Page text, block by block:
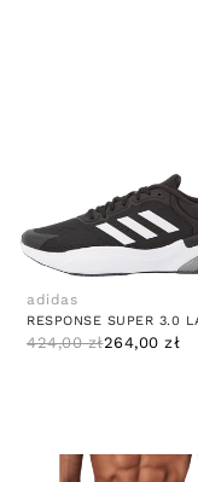
adidas
424,00 zł264,00 zł